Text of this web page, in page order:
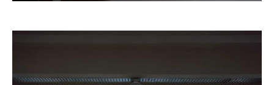
Portrait